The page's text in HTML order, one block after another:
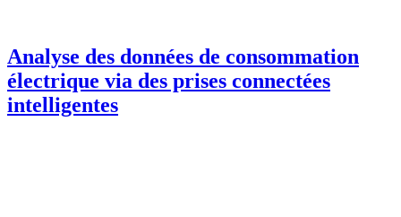
Analyse des données de consommation
électrique via des prises connectées
intelligentes